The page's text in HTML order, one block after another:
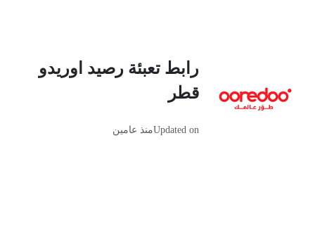
رابط تعبئة رصيد اوريدو
قطر
Updated onمنذ عامين